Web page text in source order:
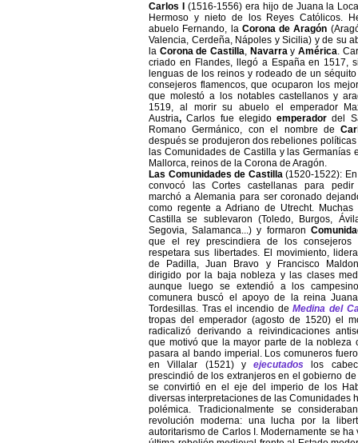
Carlos I
(1516-1556) era hijo de Juana la
Hermoso y nieto de los Reyes Católicos.
abuelo Fernando, la Coronade Aragón
Valencia, Cerdeña, Nápoles y Sicilia) y de su
la Coronade Castilla, NavarrayAmérica.
criado en Flandes, llegó a España en 1517,
lenguas de los reinos y rodeado de un
consejeros flamencos, que ocuparon los
que molestó a los notables castellanos y
1519, al morir su abuelo el emperador
Austria, Carlos fue elegidoemperador del
Romano Germánico, con el nombre de
después se produjeron dos rebeliones
las Comunidades de Castilla y las Germanías
Mallorca, reinos de la Corona de Aragón.
Las Comunidades de Castilla(1520-1522):
convocó las Cortes castellanas para
marchó a Alemania para ser coronado
como regente a Adriano de Utrecht. Muchas
Castilla se sublevaron (Toledo, Burgos,
Segovia, Salamanca...) y formaron
que el rey prescindiera de los consejeros
respetara sus libertades. El movimiento,
de Padilla, Juan Bravo y Francisco
dirigido por la baja nobleza y las clases
aunque luego se extendió a los
comunera buscó el apoyo de la reina
Tordesillas. Tras el incendio deMedina del
tropas del emperador (agosto de 1520) el
radicalizó derivando a reivindicaciones
que motivó que la mayor parte de la nobleza
pasara al bando imperial. Los comuneros
en Villalar (1521) yejecutados los
prescindió de los extranjeros en el gobierno
se convirtió en el eje del imperio de los
diversas interpretaciones de las Comunidades
polémica. Tradicionalmente se
revolución moderna: una lucha por la
autoritarismo de Carlos I. Modernamente se ha